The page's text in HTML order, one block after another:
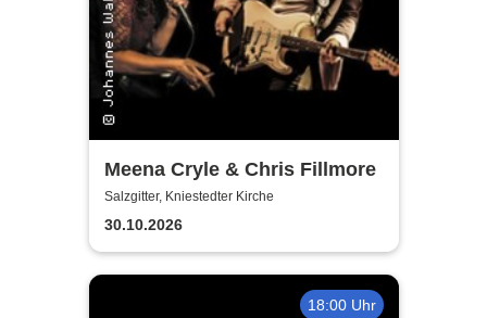
Meena Cryle & Chris Fillmore
Salzgitter, Kniestedter Kirche
30.10.2026
18:00 Uhr